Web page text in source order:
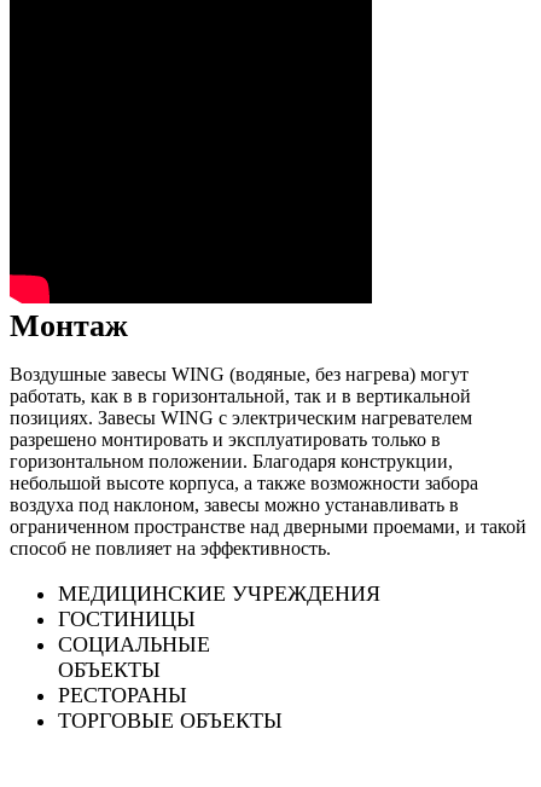
Монтаж
Воздушные завесы WING (водяные, без нагрева) могут
работать, как в в горизонтальной, так и в вертикальной
позициях. Завесы WING c электрическим нагревателем
разрешено монтировать и эксплуатировать только в
горизонтальном положении. Благодаря конструкции,
небольшой высоте корпуса, а также возможности забора
воздуха под наклоном, завесы можно устанавливать в
ограниченном пространстве над дверными проемами, и такой
способ не повлияет на эффективность.
МЕДИЦИНСКИЕ УЧРЕЖДЕНИЯ
ГОСТИНИЦЫ
СОЦИАЛЬНЫЕ
ОБЪЕКТЫ
РЕСТОРАНЫ
ТОРГОВЫЕ ОБЪЕКТЫ